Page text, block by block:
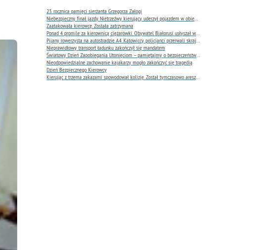
23. rocznica pamięci sierżanta Grzegorza Załogi
Zaatakowała kierowcę. Została zatrzymana
Nieprawidłowy transport ładunku zakończył się mandatem
Nieodpowiedzialne zachowanie kajakarzy mogło zakończyć się tragedią
Dzień Bezpiecznego Kierowcy